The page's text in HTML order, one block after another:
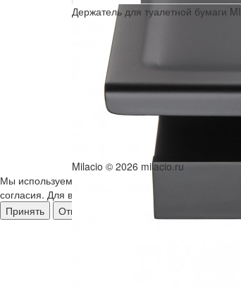
Держатель для туалетной бумаги
Milacio © 2026 milacio.ru
Мы используем файлы cookie для анализа
согласия. Для всех остальных видов cookie вам
Принять
Отклонить